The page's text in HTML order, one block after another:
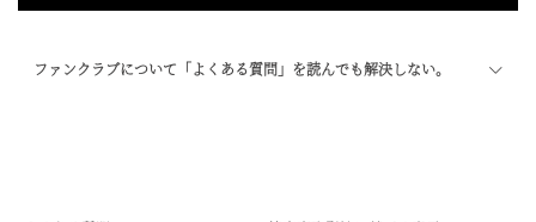
ファンクラブについて「よくある質問」を読んでも解決しない。